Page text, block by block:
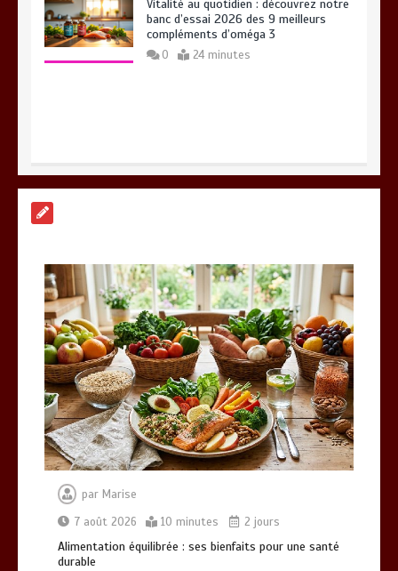
Vitalité au quotidien : découvrez notre
banc d’essai 2026 des 9 meilleurs
compléments d’oméga 3
0 24 minutes
Alimentation équilibrée : ses bienfaits
pour une santé durable
0 10 minutes
par Marise
7 août 2026
10 minutes 2 jours
Alimentation équilibrée : ses bienfaits pour une santé
durable